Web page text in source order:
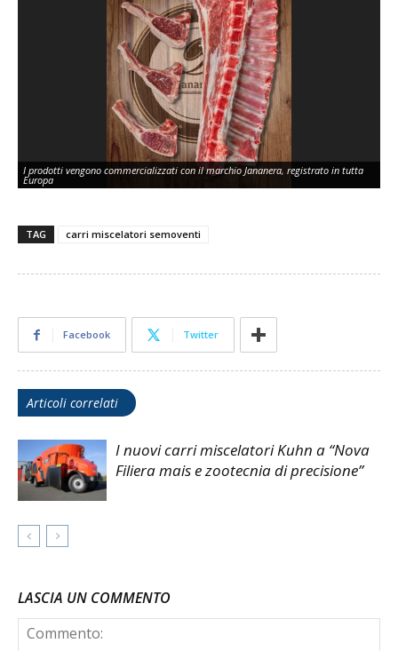
I prodotti vengono commercializzati con il marchio Jananera, registrato in tutta
Europa
TAG carri miscelatori semoventi
Facebook Twitter
Articoli correlati
I nuovi carri miscelatori Kuhn a “Nova
Filiera mais e zootecnia di precisione”
LASCIA UN COMMENTO